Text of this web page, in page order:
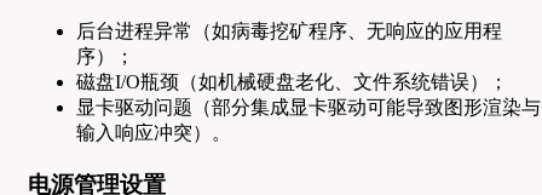
后台进程异常（如病毒挖矿程序、无响应的应用程
序）；
磁盘I/O瓶颈（如机械硬盘老化、文件系统错误）；
显卡驱动问题（部分集成显卡驱动可能导致图形渲染与
输入响应冲突）。
电源管理设置